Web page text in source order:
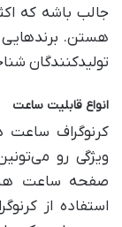
جالب باشه که
تولیدکنندگان
انواع قابلیت ساعت
کرنوگراف
ویژگی رو
صفحه ساعت
استفاده از